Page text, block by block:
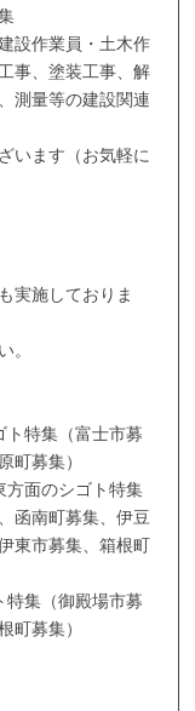
設作業員・土木作
事、塗装工事、解
測量等の建設関連
います（お気軽に
実施しておりま
。
ト特集（富士市募
町募集）
方面のシゴト特集
函南町募集、伊豆
東市募集、箱根町
特集（御殿場市募
町募集）